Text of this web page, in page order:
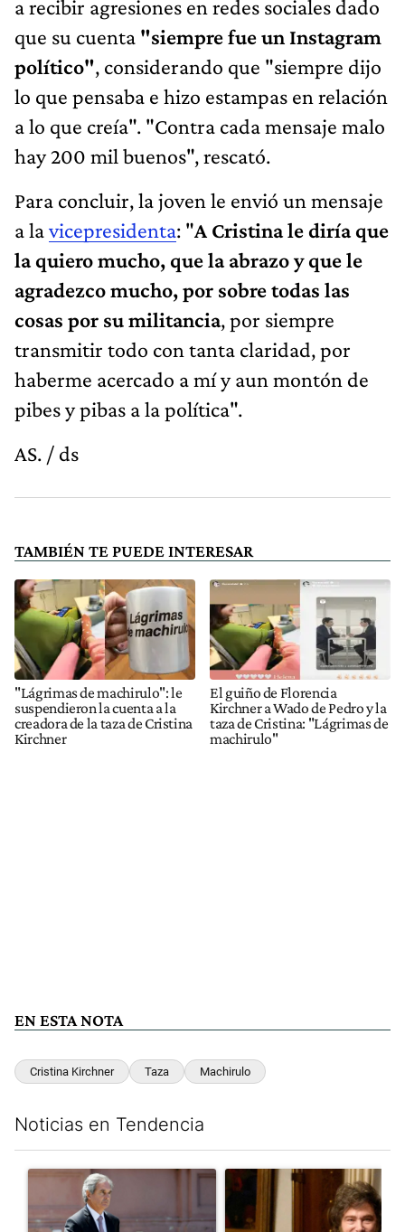
a recibir agresiones en redes sociales dado
que su cuenta "siempre fue un Instagram
político", considerando que "siempre dijo
lo que pensaba e hizo estampas en relación
a lo que creía". "Contra cada mensaje malo
hay 200 mil buenos", rescató.
Para concluir, la joven le envió un mensaje
a lavicepresidenta: "A Cristina le diría que
la quiero mucho, que la abrazo y que le
agradezco mucho, por sobre todas las
cosas por su militancia, por siempre
transmitir todo con tanta claridad, por
haberme acercado a mí y aun montón de
pibes y pibas a la política".
AS. / ds
TAMBIÉN TE PUEDE INTERESAR
"Lágrimas de machirulo": le
suspendieron la cuenta a la
creadora de la taza de Cristina
Kirchner
El guiño de Florencia
Kirchner a Wado de Pedro y la
taza de Cristina: "Lágrimas de
machirulo"
EN ESTA NOTA
Cristina Kirchner Taza Machirulo
Noticias en Tendencia
Un artículo de tendencia con el título "Las incosistencias de
Un artículo de tendencia con